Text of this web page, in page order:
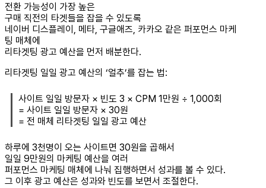
전환 가능성이 가장 높은
구매 직전의 타겟들을 잡을 수 있도록
네이버 디스플레이, 메타, 구글애즈, 카카오 같은 퍼포먼스 마케
팅 매체에
리타겟팅 광고 예산을 먼저 배분한다.
리타겟팅 일일 광고 예산의 ‘얼추’를 잡는 법:
사이트 일일 방문자 × 빈도 3 × CPM 1만원 ÷ 1,000회
= 사이트 일일 방문자 × 30원
= 전 매체 리타겟팅 일일 광고 예산
하루에 3천명이 오는 사이트면 30원을 곱해서
일일 9만원의 마케팅 예산을 여러
퍼포먼스 마케팅 매체에 나눠 집행하면서 성과를 볼 수 있다.
그 이후 광고 예산은 성과와 빈도를 보면서 조절한다.